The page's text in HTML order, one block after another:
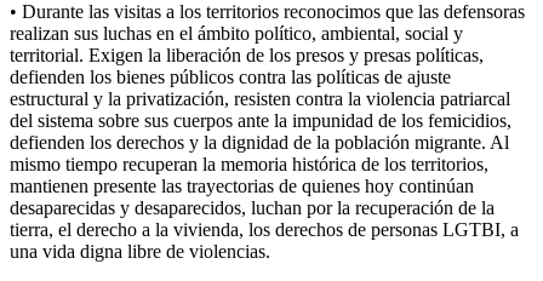
• Durante las visitas a los territorios reconocimos que las defensoras
realizan sus luchas en el ámbito político, ambiental, social y
territorial. Exigen la liberación de los presos y presas políticas,
defienden los bienes públicos contra las políticas de ajuste
estructural y la privatización, resisten contra la violencia patriarcal
del sistema sobre sus cuerpos ante la impunidad de los femicidios,
defienden los derechos y la dignidad de la población migrante. Al
mismo tiempo recuperan la memoria histórica de los territorios,
mantienen presente las trayectorias de quienes hoy continúan
desaparecidas y desaparecidos, luchan por la recuperación de la
tierra, el derecho a la vivienda, los derechos de personas LGTBI, a
una vida digna libre de violencias.